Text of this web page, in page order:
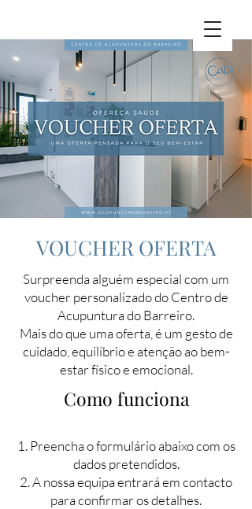
VOUCHER OFERTA
Surpreenda alguém especial com um
voucher personalizado do Centro de
Acupuntura do Barreiro.
Mais do que uma oferta, é um gesto de
cuidado, equilíbrio e atenção ao bem-
estar físico e emocional.
Como funciona
Preencha o formulário abaixo com os
dados pretendidos.
A nossa equipa entrará em contacto
para confirmar os detalhes.